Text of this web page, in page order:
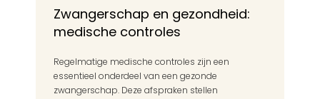
Zwangerschap en gezondheid:
medische controles
Regelmatige medische controles zijn een
essentieel onderdeel van een gezonde
zwangerschap. Deze afspraken stellen